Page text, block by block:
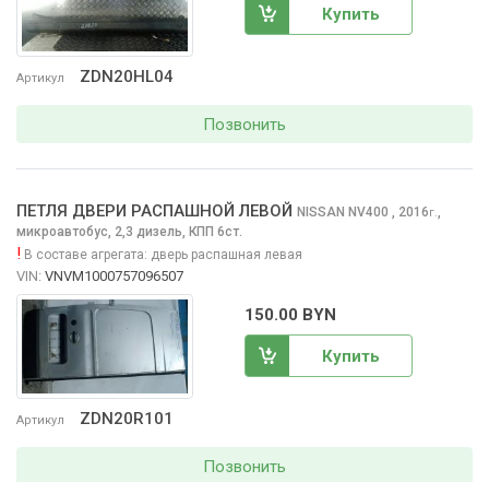
Артикул ZDN20HL04
Купить
Позвонить
Артикул ZDN20R101
ПЕТЛЯ ДВЕРИ РАСПАШНОЙ ЛЕВОЙ NISSAN NV400 , 2016г.,
микроавтобус, 2,3 дизель, КПП 6ст.
! В составе агрегата: дверь распашная левая
VIN: VNVM1000757096507
150.00 BYN
Купить
Позвонить